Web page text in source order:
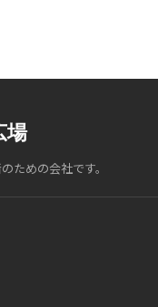
場
ための会社です。